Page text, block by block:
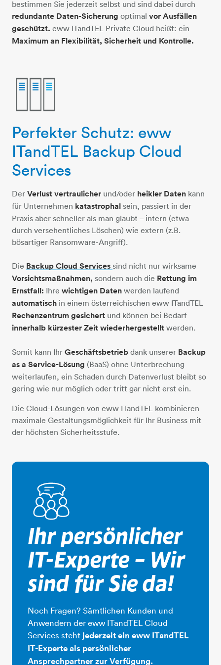
bestimmen Sie jederzeit selbst und sind dabei durch
redundante Daten-Sicherung optimal vor Ausfällen
geschützt. eww ITandTEL Private Cloud heißt: ein
Maximum an Flexibilität, Sicherheit und Kontrolle.
3-datentuerme
Perfekter Schutz: eww
ITandTEL Backup Cloud
Services
Der Verlust vertraulicher und/oder heikler Daten kann
für Unternehmen katastrophal sein, passiert in der
Praxis aber schneller als man glaubt – intern (etwa
durch versehentliches Löschen) wie extern (z.B.
bösartiger Ransomware-Angriff).
Die Backup Cloud Services sind nicht nur wirksame
Vorsichtsmaßnahmen, sondern auch die Rettung im
Ernstfall: Ihre wichtigen Daten werden laufend
automatisch in einem österreichischen eww ITandTEL
Rechenzentrum gesichert und können bei Bedarf
innerhalb kürzester Zeit wiederhergestellt werden.
Somit kann Ihr Geschäftsbetrieb dank unserer Backup
as a Service-Lösung (BaaS) ohne Unterbrechung
weiterlaufen, ein Schaden durch Datenverlust bleibt so
gering wie nur möglich oder tritt gar nicht erst ein.
Die Cloud-Lösungen von eww ITandTEL kombinieren
maximale Gestaltungsmöglichkeit für Ihr Business mit
der höchsten Sicherheitsstufe.
Ihr persönlicher
IT-Experte – Wir
sind für Sie da!
Noch Fragen? Sämtlichen Kunden und
Anwendern der eww ITandTEL Cloud
Services steht jederzeit ein eww ITandTEL
IT-Experte als persönlicher
Ansprechpartner zur Verfügung.